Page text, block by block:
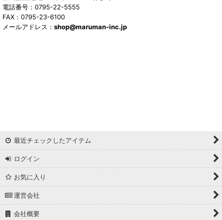
電話番号：0795-22-5555
FAX：0795-23-6100
メールアドレス： shop@maruman-inc.jp
最近チェックしたアイテム
ログイン
お気に入り
運営会社
会社概要